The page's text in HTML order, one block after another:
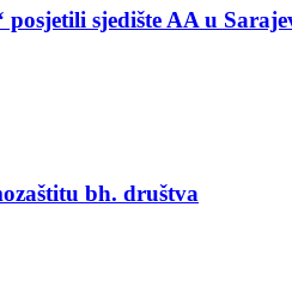
sjedište AA u
bh. društva